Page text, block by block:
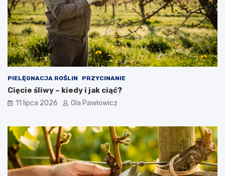
PIELĘGNACJA ROŚLIN PRZYCINANIE
Cięcie śliwy – kiedy i jak ciąć?
11 lipca 2026 Ola Pawłowicz